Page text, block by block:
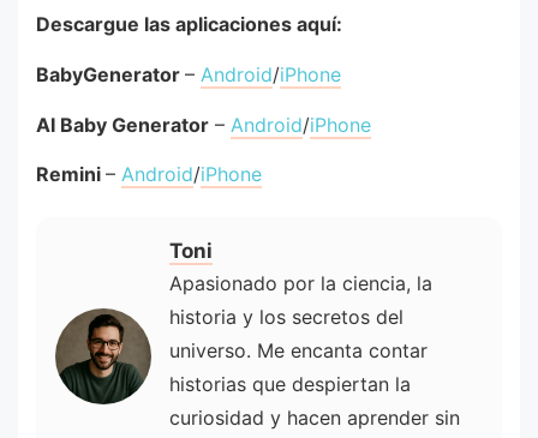
Descargue las aplicaciones aquí:
BabyGenerator – Android/iPhone
AI Baby Generator – Android/iPhone
Remini – Android/iPhone
Toni
Apasionado por la ciencia, la
historia y los secretos del
universo. Me encanta contar
historias que despiertan la
curiosidad y hacen aprender sin